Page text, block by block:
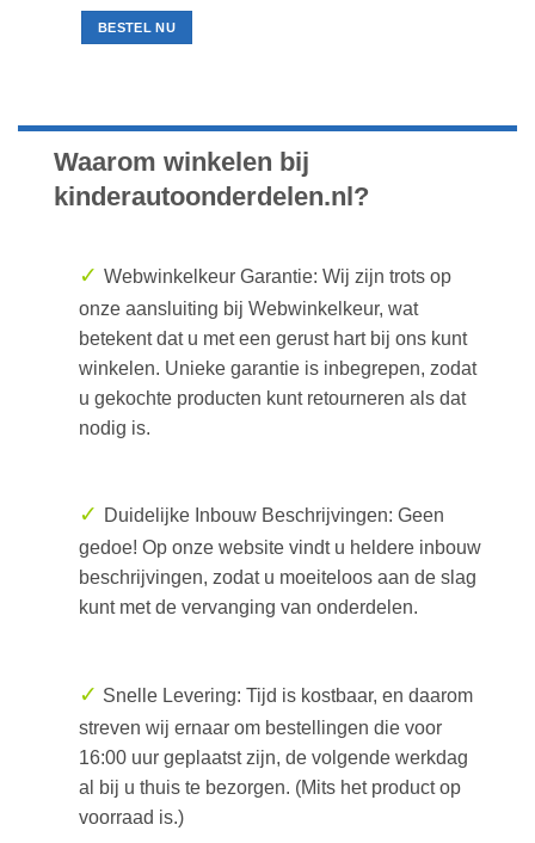
was:
€29.95.
BESTEL NU
Waarom winkelen bij
kinderautoonderdelen.nl?
✓ Webwinkelkeur Garantie: Wij zijn trots op
onze aansluiting bij Webwinkelkeur, wat
betekent dat u met een gerust hart bij ons kunt
winkelen. Unieke garantie is inbegrepen, zodat
u gekochte producten kunt retourneren als dat
nodig is.
✓ Duidelijke Inbouw Beschrijvingen: Geen
gedoe! Op onze website vindt u heldere inbouw
beschrijvingen, zodat u moeiteloos aan de slag
kunt met de vervanging van onderdelen.
✓ Snelle Levering: Tijd is kostbaar, en daarom
streven wij ernaar om bestellingen die voor
16:00 uur geplaatst zijn, de volgende werkdag
al bij u thuis te bezorgen. (Mits het product op
voorraad is.)